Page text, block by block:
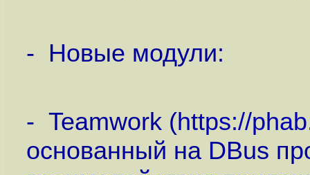
- Новые модули:
- Teamwork (https://
основанный на DBus